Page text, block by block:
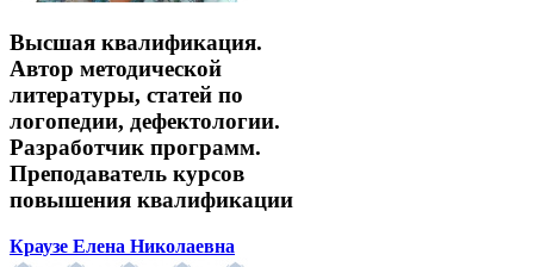
Высшая квалификация.
Автор методической
литературы, статей по
логопедии, дефектологии.
Разработчик программ.
Преподаватель курсов
повышения квалификации
Краузе Елена Николаевна